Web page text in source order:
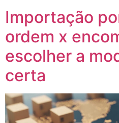
Importação
ordem x
escolher a
certa